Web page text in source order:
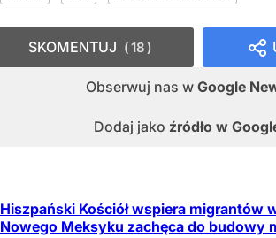
Obserwuj nas w Google
Dodaj jako źródło w
SKOMENTUJ 18
Hiszpański Kościół wspiera migrantów
Nowego Meksyku zachęca do budowy